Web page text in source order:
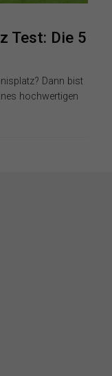
Test: Die 5
Dann bist
hochwertigen